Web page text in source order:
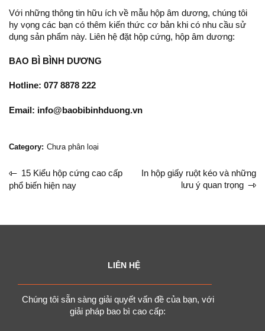
Với những thông tin hữu ích về mẫu hộp âm dương, chúng tôi
hy vọng các bạn có thêm kiến thức cơ bản khi có nhu cầu sử
dụng sản phẩm này. Liên hệ đặt hộp cứng, hộp âm dương:
BAO BÌ BÌNH DƯƠNG
Hotline: 077 8878 222
Email: info@baobibinhduong.vn
Category: Chưa phân loại
15 Kiểu hộp cứng cao cấp
phổ biến hiện nay
In hộp giấy ruột kéo và những
lưu ý quan trọng
LIÊN HỆ
Chúng tôi sẵn sàng giải quyết vấn đề của bạn, với
giải pháp bao bì cao cấp: